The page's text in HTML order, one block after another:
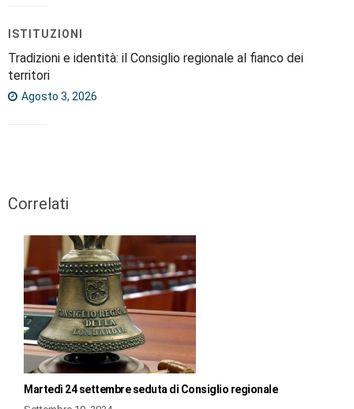
ISTITUZIONI
Tradizioni e identità: il Consiglio regionale al fianco dei
territori
Agosto 3, 2026
Correlati
Martedì 24 settembre seduta di Consiglio regionale